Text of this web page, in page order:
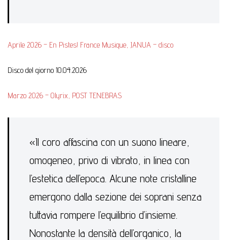
Aprile 2026 – En Pistes! France Musique, JANUA – disco
Disco del giorno 10.04.2026
Marzo 2026 – Olyrix, POST TENEBRAS
«Il coro affascina con un suono lineare,
omogeneo, privo di vibrato, in linea con
l’estetica dell’epoca. Alcune note cristalline
emergono dalla sezione dei soprani senza
tuttavia rompere l’equilibrio d’insieme.
Nonostante la densità dell’organico, la